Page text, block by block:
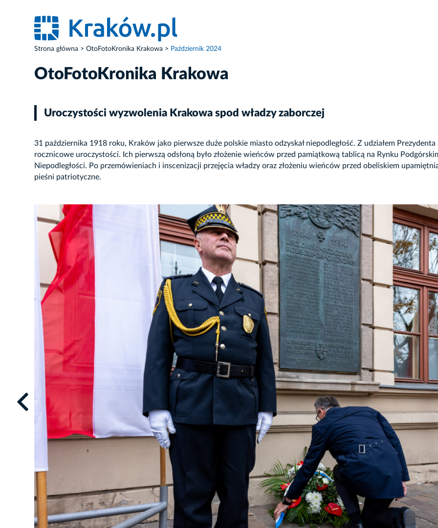
Strona główna OtoFotoKronika Krakowa Październik 2024
OtoFotoKronika Krakowa
Uroczystości wyzwolenia Krakowa spod władzy zaborczej
31 października 1918 roku, Kraków jako pierwsze duże polskie miasto odzyskał niepodległość. Z udziałem
rocznicowe uroczystości. Ich pierwszą odsłoną było złożenie wieńców przed pamiątkową tablicą na Rynku
Niepodległości. Po przemówieniach i inscenizacji przejęcia władzy oraz złożeniu wieńców przed obeliskiem
pieśni patriotyczne.